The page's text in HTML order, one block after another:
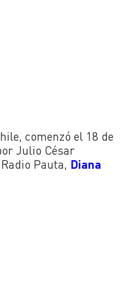
comenzó el 18 de
Julio César
Pauta, Diana